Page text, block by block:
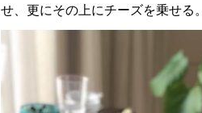
せ、更にその上にチーズを乗せる。